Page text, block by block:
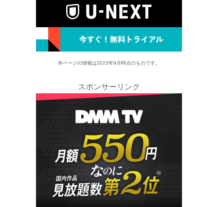
本ページの情報は2023年9月時点のものです。
スポンサーリンク